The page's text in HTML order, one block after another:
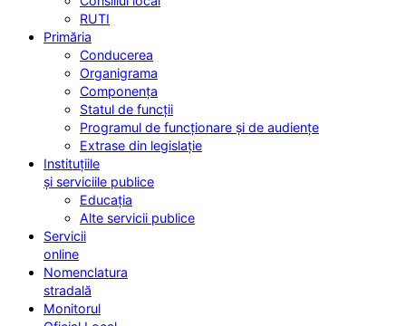
RUTI
Primăria
Conducerea
Organigrama
Componența
Statul de funcții
Programul de funcționare și de audiențe
Extrase din legislație
Instituțiile
și serviciile publice
Educația
Alte servicii publice
Servicii
online
Nomenclatura
stradală
Monitorul